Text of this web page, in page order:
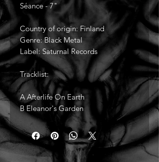
Séance - 7"
Country of origin: Finland
Genre: Black Metal
Label: Saturnal Records
Tracklist:
A Afterlife On Earth
B Eleanor's Garden